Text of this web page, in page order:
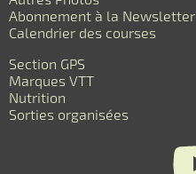
Abonnement à la Newsletter
Calendrier des courses
Section GPS
Marques VTT
Nutrition
Sorties organisées